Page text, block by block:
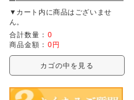
▼カート内に商品はございませ
ん。
合計数量： 0
商品金額： 0円
カゴの中を見る